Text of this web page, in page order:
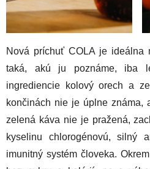
Nová príchuť COLA je ideálna
taká, akú ju poznáme, iba
ingrediencie kolový orech a
končinách nie je úplne známa,
zelená káva nie je pražená,
kyselinu chlorogénovú, silný
imunitný systém človeka.